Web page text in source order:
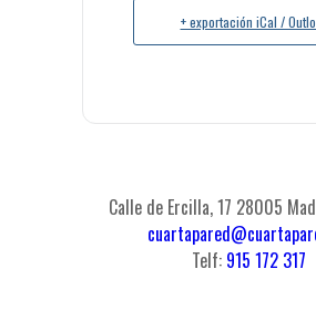
+ exportación iCal /
Calle de Ercilla, 17 28005
Telf: 915 172 317